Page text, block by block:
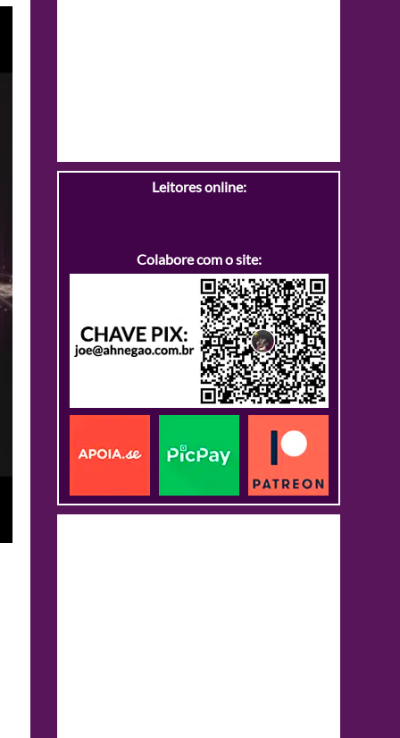
Leitores online:
Colabore com o site: